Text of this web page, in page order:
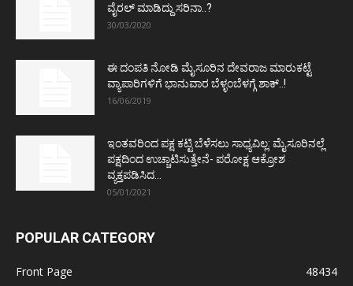
ವೈರಲ್ ಮಾಡಿದ್ದು ಸರಿನಾ..?
30/03/2020
ಈ ದಂಪತಿ ನೋಡಿ ಮೈಸೂರಿನ ದೇವರಾಜ ಮಾರುಕಟ್ಟೆ
ವ್ಯಾಪಾರಿಗಳಿಗೆ ಭಾನುವಾರ ಬೆಳ್ಳಂಬೆಳಗ್ಗೆ ಶಾಕ್..!
16/06/2019
ಇಂತವರಿಂದ ಪಕ್ಷ ಕಟ್ಟಿ ಬೆಳೆಸಲು ಸಾಧ್ಯವಿಲ್ಲ: ಮೈಸೂರಿನಲ್ಲೆ
ಪಕ್ಷದಿಂದ ಉಚ್ಚಾಟಿಸುತ್ತೇನೆ- ಪರೋಕ್ಷ ಆಕ್ರೋಶ
ವ್ಯಕ್ತಪಡಿಸಿದ...
05/01/2021
POPULAR CATEGORY
Front Page
48434